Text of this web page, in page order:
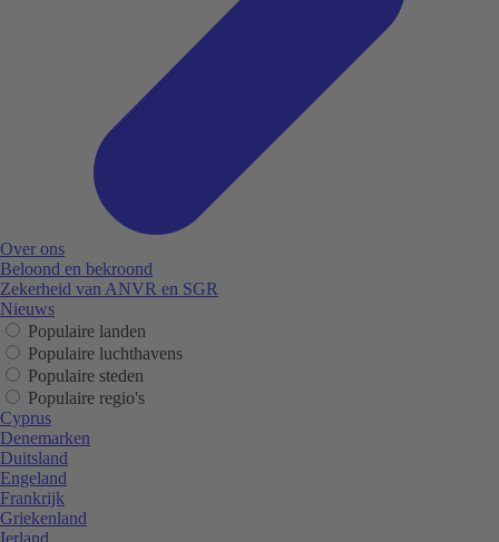
Over ons
Beloond en bekroond
Zekerheid van ANVR en SGR
Nieuws
Populaire landen
Populaire luchthavens
Populaire steden
Populaire regio's
Cyprus
Denemarken
Duitsland
Engeland
Frankrijk
Griekenland
Ierland